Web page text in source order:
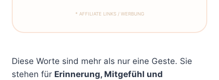
* AFFILIATE LINKS / WERBUNG
Diese Worte sind mehr als nur eine Geste. Sie
stehen für Erinnerung, Mitgefühl und